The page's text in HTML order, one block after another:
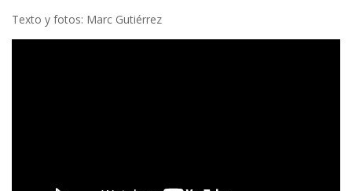
Texto y fotos: Marc Gutiérrez